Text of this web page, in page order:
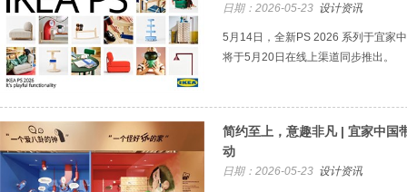
日期：2026-05-23 设计资讯
5月14日，全新PS 2026 系列于宜家
将于5月20日在线上渠道同步推出。
简约至上，意趣非凡 | 宜家中国
动
日期：2026-05-23 设计资讯